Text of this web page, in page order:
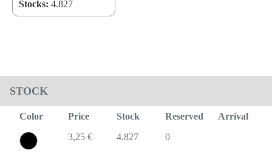
Stocks: 4.827
STOCK
Color Price Stock Reserved
Arrival
3,25 €
4.827 0